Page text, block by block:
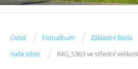
Úvod / Fotoalbum / Základní škola
naše obec / IMG_5363 ve střední